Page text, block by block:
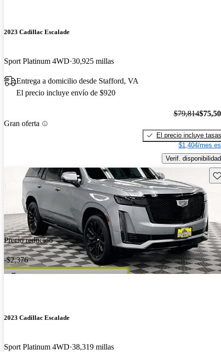
2023 Cadillac Escalade
Sport Platinum 4WD 30,925 millas
Entrega a domicilio desde Stafford, VA
El precio incluye envío de $920
Gran oferta
$79,814
El precio incluye tasas
$1,404/mes
Verif. disponibilidad
Precio reducido
-$2,376
2023 Cadillac Escalade
Sport Platinum 4WD 38,319 millas